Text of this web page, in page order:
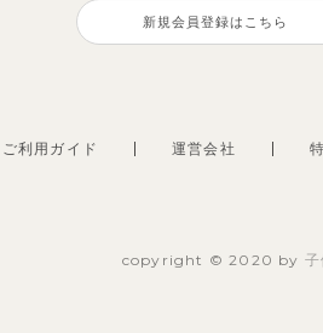
新規会員登録はこちら
ご利用ガイド 運営会社
copyright © 2020 by